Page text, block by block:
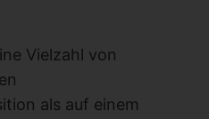
Vielzahl von
als auf einem